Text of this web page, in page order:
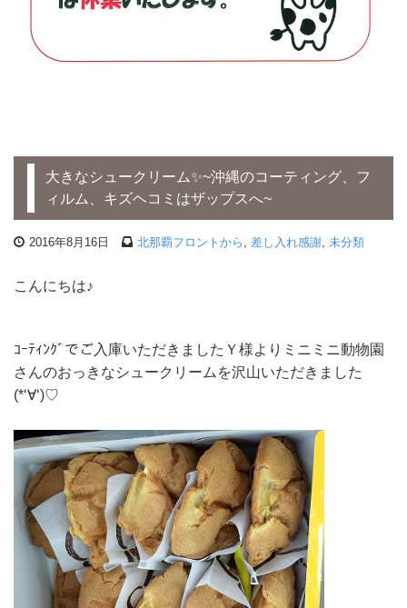
大きなシュークリーム✨~沖縄のコーティング、フ
ィルム、キズヘコミはザップスへ~
2016年8月16日 北那覇フロントから 差し入れ感謝 未分類
こんにちは♪
ｺｰﾃｨﾝｸﾞでご入庫いただきましたＹ様よりミニミニ動物園
さんのおっきなシュークリームを沢山いただきました
(*‘∀‘)♡